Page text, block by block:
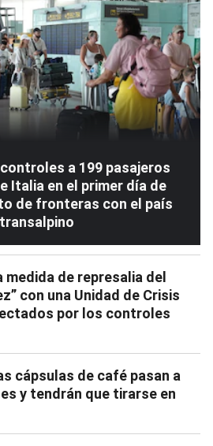
a 199 pasajeros
Italia en el primer día de
de fronteras con el país
transalpino
medida de represalia del
con una Unidad de Crisis
por los controles
cápsulas de café pasan a
y tendrán que tirarse en